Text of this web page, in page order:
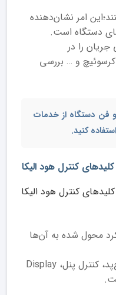
امر نشان‌دهنده
دستگاه است.
را در
و … بررسی
فن دستگاه از خدمات
کنید.
کنترل هود الیکا
کنترل هود الیکا
محول شده به آن‌ها
ایراد از یکی از بخش‌های تاچ‌پد، کنترل پنل، Display